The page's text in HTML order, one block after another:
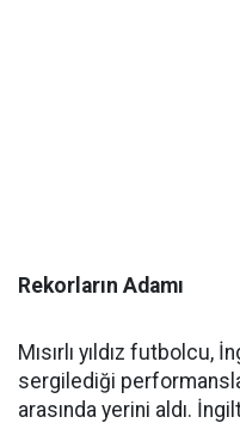
Rekorların Adamı
Mısırlı yıldız futbolcu,
sergilediği
arasında yerini aldı.